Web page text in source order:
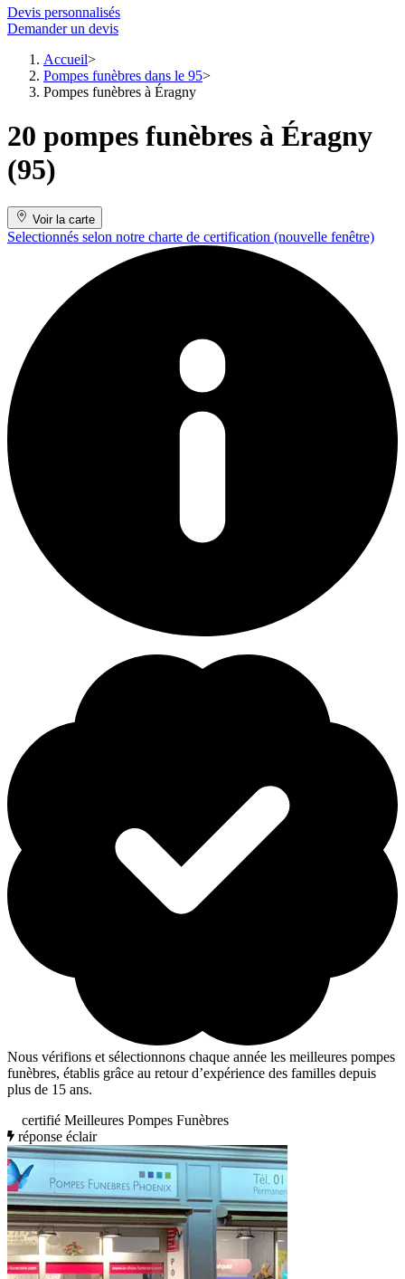
Devis personnalisés
Demander un devis
Accueil
Pompes funèbres dans le 95
Pompes funèbres à Éragny
20 pompes funèbres à Éragny
(95)
Voir la carte
Selectionnés selon notre charte de certification (nouvelle fenêtre)
Nous vérifions et sélectionnons chaque année les meilleures pompes
funèbres, établis grâce au retour d’expérience des familles depuis
plus de 15 ans.
certifié Meilleures Pompes Funèbres
réponse éclair